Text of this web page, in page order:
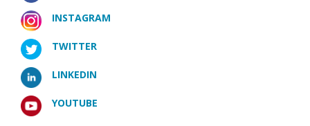
INSTAGRAM
TWITTER
LINKEDIN
YOUTUBE